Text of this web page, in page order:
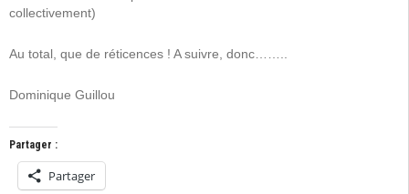
collectivement)
Au total, que de réticences ! A suivre, donc……..
Dominique Guillou
Partager :
Partager